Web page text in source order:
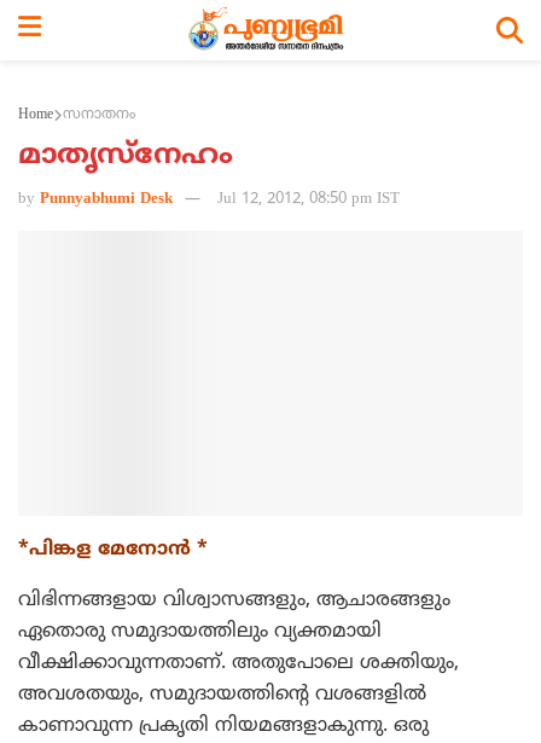
Home സനാതനം
മാതൃസ്‌നേഹം
by Punnyabhumi Desk Jul 12, 2012, 08:50 pm IST
*പിങ്കള മേനോന്‍ *
വിഭിന്നങ്ങളായ വിശ്വാസങ്ങളും, ആചാരങ്ങളും
ഏതൊരു സമുദായത്തിലും വ്യക്തമായി
വീക്ഷിക്കാവുന്നതാണ്. അതുപോലെ ശക്തിയും,
അവശതയും, സമുദായത്തിന്റെ വശങ്ങളില്‍
കാണാവുന്ന പ്രകൃതി നിയമങ്ങളാകുന്നു. ഒരു